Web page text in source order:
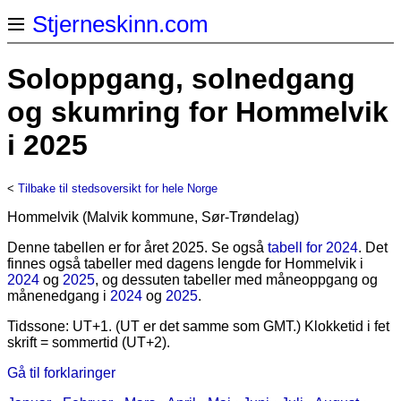
Stjerneskinn.com
Soloppgang, solnedgang
og skumring for Hommelvik
i 2025
< Tilbake til stedsoversikt for hele Norge
Hommelvik (Malvik kommune, Sør-Trøndelag)
Denne tabellen er for året 2025. Se også tabell for 2024. Det
finnes også tabeller med dagens lengde for Hommelvik i
2024 og 2025, og dessuten tabeller med måneoppgang og
månenedgang i 2024 og 2025.
Tidssone: UT+1. (UT er det samme som GMT.) Klokketid i fet
skrift = sommertid (UT+2).
Gå til forklaringer